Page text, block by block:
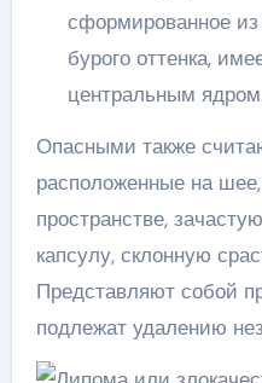
сформированное из
бурого оттенка,
центральным
Опасными также
расположенные на
пространстве,
капсулу, склонную
Представляют собой
подлежат удалению